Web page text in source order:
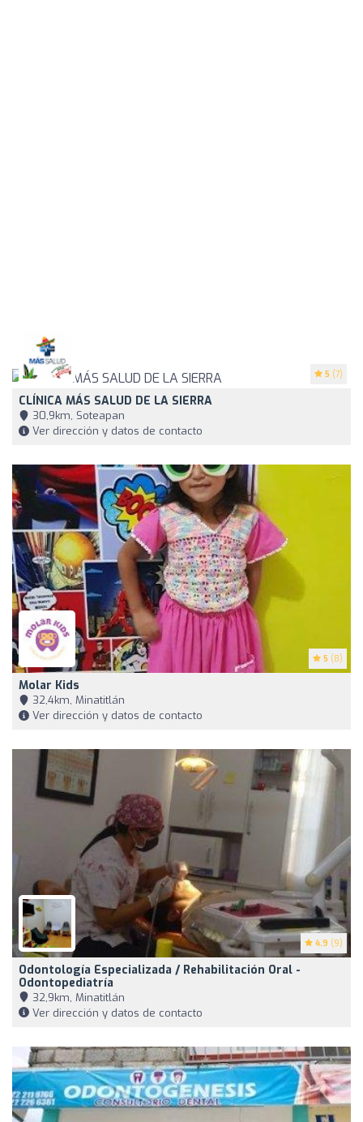
5 (7)
CLÍNICA MÁS SALUD DE LA SIERRA
30,9km, Soteapan
Ver dirección y datos de contacto
5 (8)
Molar Kids
32,4km, Minatitlán
Ver dirección y datos de contacto
4.9 (9)
Odontología Especializada / Rehabilitación Oral -
Odontopediatría
32,9km, Minatitlán
Ver dirección y datos de contacto